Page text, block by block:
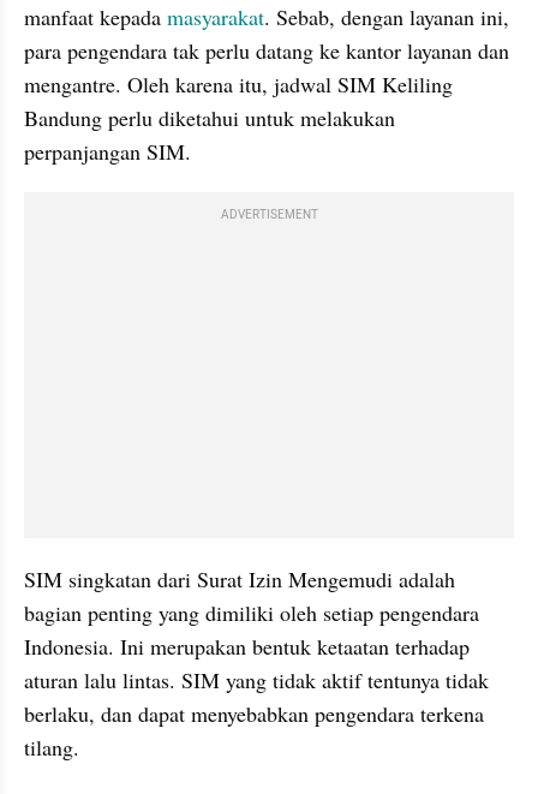
manfaat kepada masyarakat. Sebab, dengan layanan ini,
para pengendara tak perlu datang ke kantor layanan dan
mengantre. Oleh karena itu, jadwal SIM Keliling
Bandung perlu diketahui untuk melakukan
perpanjangan SIM.
ADVERTISEMENT
SIM singkatan dari Surat Izin Mengemudi adalah
bagian penting yang dimiliki oleh setiap pengendara
Indonesia. Ini merupakan bentuk ketaatan terhadap
aturan lalu lintas. SIM yang tidak aktif tentunya tidak
berlaku, dan dapat menyebabkan pengendara terkena
tilang.